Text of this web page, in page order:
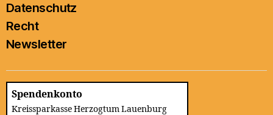
Datenschutz
Recht
Newsletter
Spendenkonto
Kreissparkasse Herzogtum Lauenburg